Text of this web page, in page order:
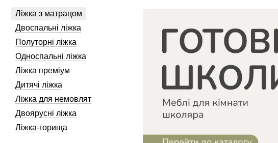
Ліжка з матрацом
Двоспальні ліжка
Полуторні ліжка
Односпальні ліжка
Ліжка преміум
Дитячі ліжка
Ліжка для немовлят
Двоярусні ліжка
Ліжка-горища